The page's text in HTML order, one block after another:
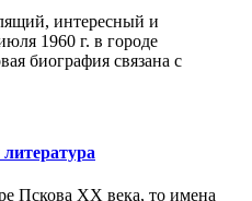
интересный и
1960 г. в городе
биография связана с
Пскова ХХ века, то имена